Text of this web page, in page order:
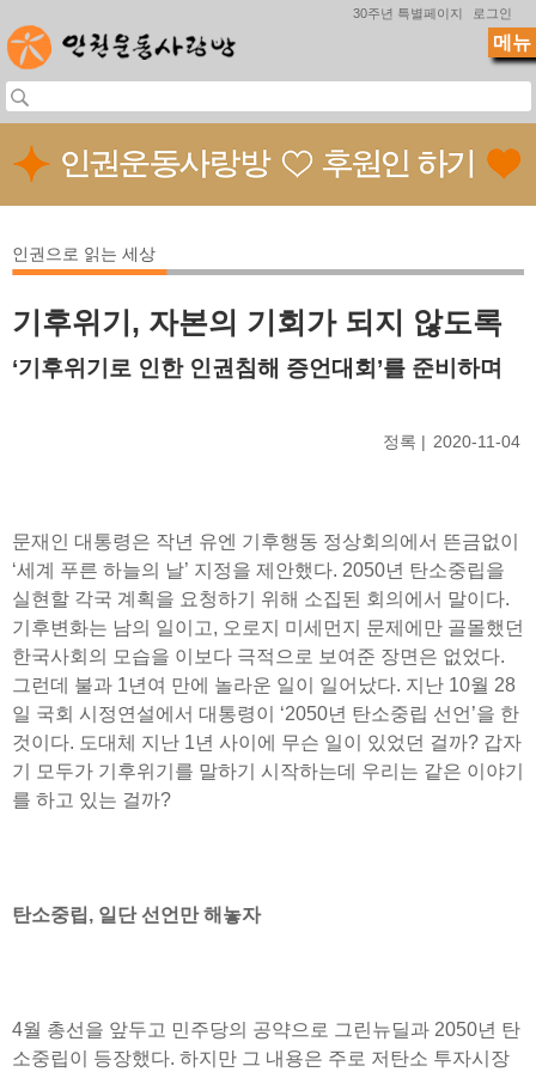
30주년 특별페이지 로그인
인권으로 읽는 세상
기후위기, 자본의 기회가 되지 않도록
‘기후위기로 인한 인권침해 증언대회’를 준비하며
정록 2020-11-04
문재인 대통령은 작년 유엔 기후행동 정상회의에서 뜬금없이
‘세계 푸른 하늘의 날’ 지정을 제안했다. 2050년 탄소중립을
실현할 각국 계획을 요청하기 위해 소집된 회의에서 말이다.
기후변화는 남의 일이고, 오로지 미세먼지 문제에만 골몰했던
한국사회의 모습을 이보다 극적으로 보여준 장면은 없었다.
그런데 불과 1년여 만에 놀라운 일이 일어났다. 지난 10월 28
일 국회 시정연설에서 대통령이 ‘2050년 탄소중립 선언’을 한
것이다. 도대체 지난 1년 사이에 무슨 일이 있었던 걸까? 갑자
기 모두가 기후위기를 말하기 시작하는데 우리는 같은 이야기
를 하고 있는 걸까?
탄소중립, 일단 선언만 해놓자
4월 총선을 앞두고 민주당의 공약으로 그린뉴딜과 2050년 탄
소중립이 등장했다. 하지만 그 내용은 주로 저탄소 투자시장
메뉴